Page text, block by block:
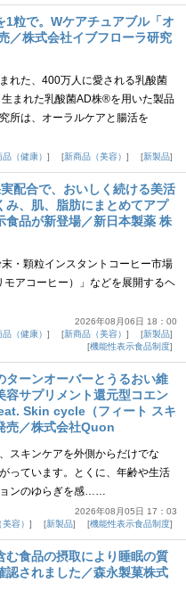
1粒で。Wケアチュアブル「オ
／株式会社イブフローラ研究
れた、400万人に愛される乳酸菌
まれた乳酸菌AD株®を用いた製品
所は、オーラルケアと腸活を
（健康） 新商品（美容） 新製品
配合で、おいしく続ける美活
み、肌、脂肪にまとめてアプ
食品が新登場／新日本製薬 株
・顆粒インスタントコーヒー市場
アコーヒー）」などを展開するヘ
2026年08月06日 18：00
（健康） 新商品（美容）
新製品
機能性表示食品制度
ターンオーバーとうるおい維
容サプリメント還元型コエン
Skin cycle（フィート スキ
売／株式会社Quon
スキンケアを外側からだけでな
っています。とくに、年齢や生活
ンのゆらぎを感……
2026年08月05日 17：03
容） 新製品 機能性表示食品制度
む食品の摂取により睡眠の質
認されました／森永製菓株式